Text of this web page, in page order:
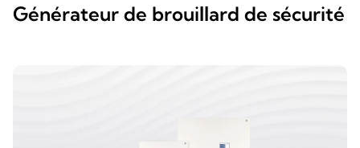
Générateur de brouillard de sécurité